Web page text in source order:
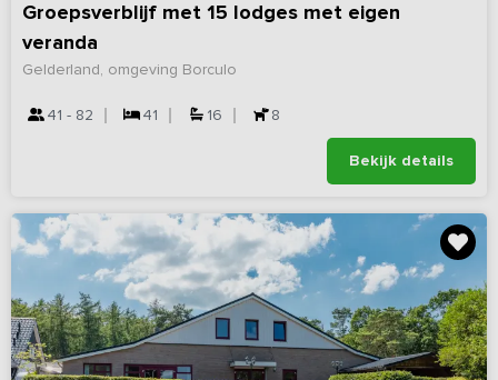
Groepsverblijf met 15 lodges met eigen
veranda
Gelderland, omgeving Borculo
41 - 82 41 16 8
Bekijk details